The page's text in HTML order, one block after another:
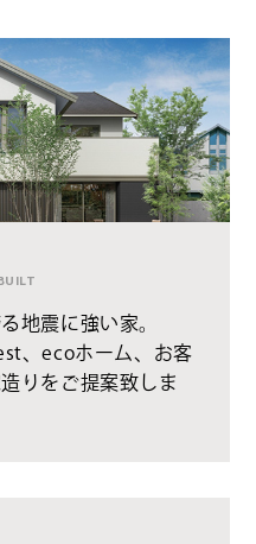
地震に強い家。
、ecoホーム、お客
りをご提案致しま